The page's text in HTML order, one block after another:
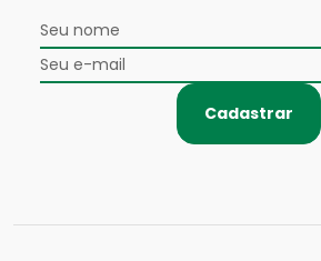
Cadastrar